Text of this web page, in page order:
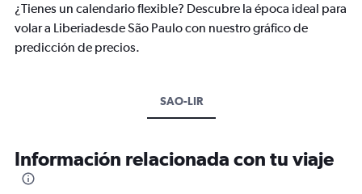
¿Tienes un calendario flexible? Descubre la época ideal para
volar a Liberiadesde São Paulo con nuestro gráfico de
predicción de precios.
SAO-LIR
Información relacionada con tu viaje